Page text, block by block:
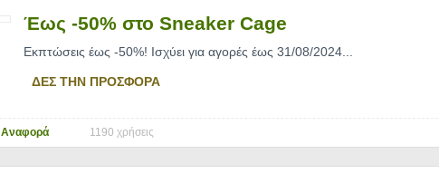
Έως -50% στο Sneaker Cage
Εκπτώσεις έως -50%! Ισχύει για αγορές έως 31/08/2024.
ΔΕΣ ΤΗΝ ΠΡΟΣΦΟΡΑ
Αναφορά 1190 χρήσεις